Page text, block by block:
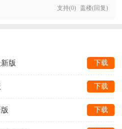
支持(0) 盖楼(回复)
版 下载
下载
下载